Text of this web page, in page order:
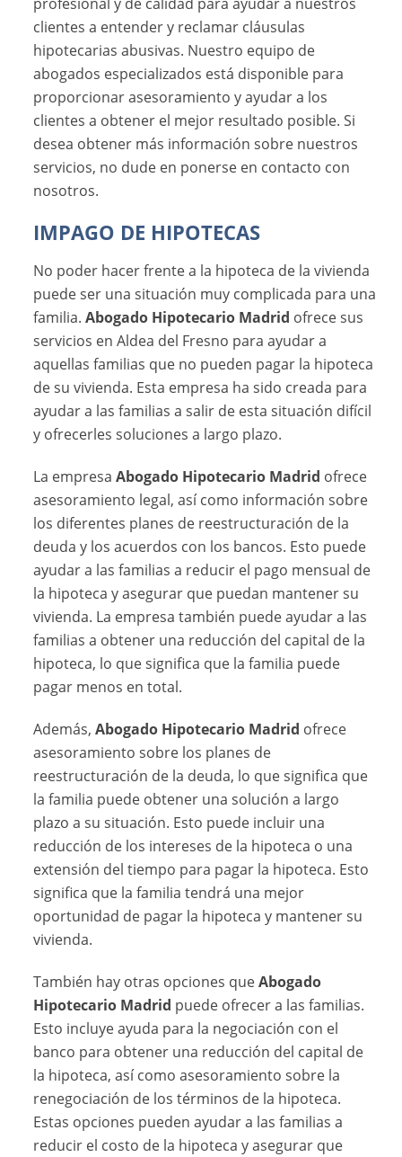
clientes a entender y reclamar cláusulas
hipotecarias abusivas. Nuestro equipo de
abogados especializados está disponible para
proporcionar asesoramiento y ayudar a los
clientes a obtener el mejor resultado posible. Si
desea obtener más información sobre nuestros
servicios, no dude en ponerse en contacto con
nosotros.
IMPAGO DE HIPOTECAS
No poder hacer frente a la hipoteca de la vivienda
puede ser una situación muy complicada para una
familia.Abogado Hipotecario Madrid ofrece sus
servicios en Aldea del Fresno para ayudar a
aquellas familias que no pueden pagar la hipoteca
de su vivienda. Esta empresa ha sido creada para
ayudar a las familias a salir de esta situación difícil
y ofrecerles soluciones a largo plazo.
La empresaAbogado Hipotecario Madrid ofrece
asesoramiento legal, así como información sobre
los diferentes planes de reestructuración de la
deuda y los acuerdos con los bancos. Esto puede
ayudar a las familias a reducir el pago mensual de
la hipoteca y asegurar que puedan mantener su
vivienda. La empresa también puede ayudar a las
familias a obtener una reducción del capital de la
hipoteca, lo que significa que la familia puede
pagar menos en total.
Además,Abogado Hipotecario Madrid ofrece
asesoramiento sobre los planes de
reestructuración de la deuda, lo que significa que
la familia puede obtener una solución a largo
plazo a su situación. Esto puede incluir una
reducción de los intereses de la hipoteca o una
extensión del tiempo para pagar la hipoteca. Esto
significa que la familia tendrá una mejor
oportunidad de pagar la hipoteca y mantener su
vivienda.
También hay otras opciones queAbogado
Hipotecario Madrid puede ofrecer a las familias.
Esto incluye ayuda para la negociación con el
banco para obtener una reducción del capital de
la hipoteca, así como asesoramiento sobre la
renegociación de los términos de la hipoteca.
Estas opciones pueden ayudar a las familias a
reducir el costo de la hipoteca y asegurar que